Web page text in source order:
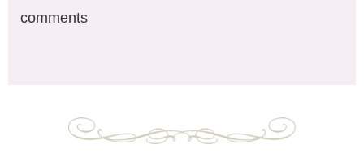
comments